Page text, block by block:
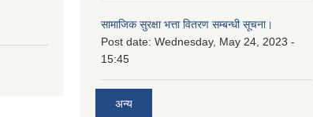
सामाजिक सुरक्षा भत्ता वितरण सम्बन्धी सूचना।
Post date: Wednesday, May 24, 2023 -
15:45
अन्य